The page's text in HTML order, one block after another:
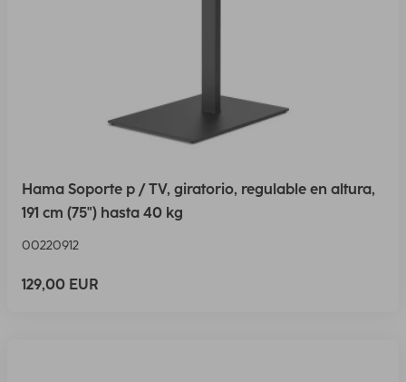
Hama Soporte p / TV, giratorio, regulable en altura,
191 cm (75") hasta 40 kg
00220912
129,00 EUR